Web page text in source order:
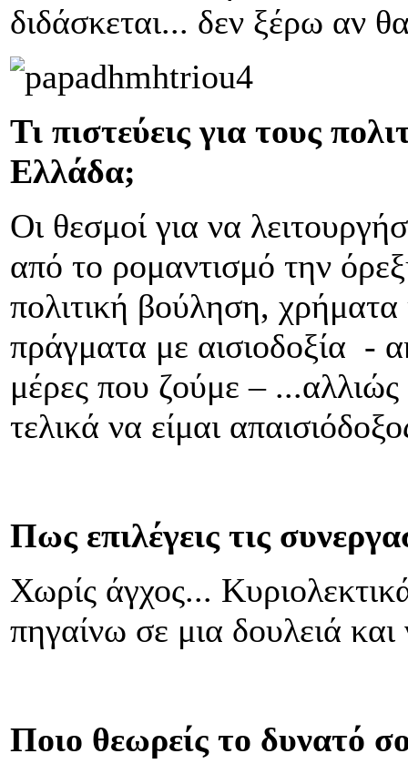
διδάσκεται... δεν ξέρω αν
Τι πιστεύεις για τους
Ελλάδα;
Οι θεσμοί για να
από το ρομαντισμό την
πολιτική βούληση,
πράγματα με αισιοδοξία -
μέρες που ζούμε –
τελικά να είμαι
Πως επιλέγεις τις
Χωρίς άγχος...
πηγαίνω σε μια δουλειά
Ποιο θεωρείς το δυνατό